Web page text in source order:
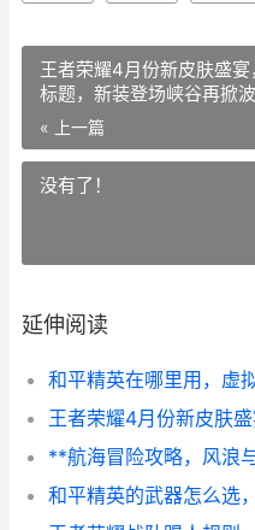
王者荣耀4月份新皮肤盛
标题，新装登场峡谷再掀
« 上一篇
没有了！
延伸阅读